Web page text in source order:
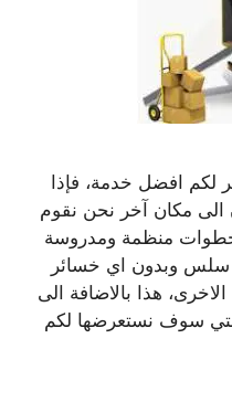
لكم افضل خدمة، فإذا
مكان آخر نحن نقوم
منظمة ومدروسة
سلس وبدون اي خسائر
هذا بالاضافة الى
التي سوف نستعرضها لكم